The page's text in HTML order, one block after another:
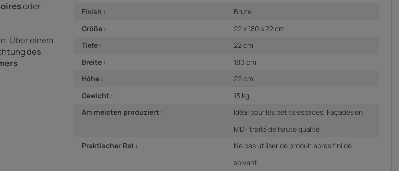
oder
Über einem
des
Finish :
Brute
Größe :
22 x 180 x 22 cm
Tiefe :
22 cm
Breite :
180 cm
Höhe :
22 cm
Gewicht :
13 kg
Am meisten produziert :
Idéal pour les petits espaces, Façades en
MDF traité de haute qualité
Praktischer Rat :
Ne pas utiliser de produit abrasif ni de
solvant.